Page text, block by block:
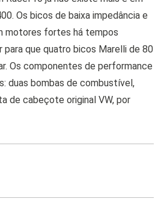
Os bicos de baixa impedância e
motores fortes há tempos
que quatro bicos Marelli de 80
Os componentes de performance
duas bombas de combustível,
de cabeçote original VW, por